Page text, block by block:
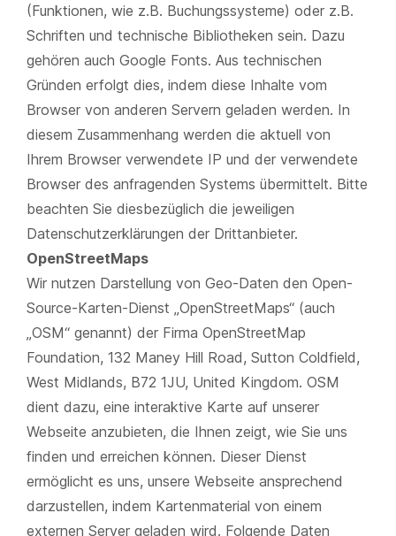
(Funktionen, wie z.B. Buchungssysteme) oder z.B.
Schriften und technische Bibliotheken sein. Dazu
gehören auch Google Fonts. Aus technischen
Gründen erfolgt dies, indem diese Inhalte vom
Browser von anderen Servern geladen werden. In
diesem Zusammenhang werden die aktuell von
Ihrem Browser verwendete IP und der verwendete
Browser des anfragenden Systems übermittelt. Bitte
beachten Sie diesbezüglich die jeweiligen
Datenschutzerklärungen der Drittanbieter.
OpenStreetMaps
Wir nutzen Darstellung von Geo-Daten den Open-
Source-Karten-Dienst „OpenStreetMaps“ (auch
„OSM“ genannt) der Firma OpenStreetMap
Foundation, 132 Maney Hill Road, Sutton Coldfield,
West Midlands, B72 1JU, United Kingdom. OSM
dient dazu, eine interaktive Karte auf unserer
Webseite anzubieten, die Ihnen zeigt, wie Sie uns
finden und erreichen können. Dieser Dienst
ermöglicht es uns, unsere Webseite ansprechend
darzustellen, indem Kartenmaterial von einem
externen Server geladen wird. Folgende Daten